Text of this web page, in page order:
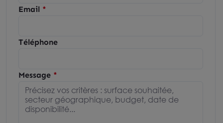
Email
Téléphone
Message